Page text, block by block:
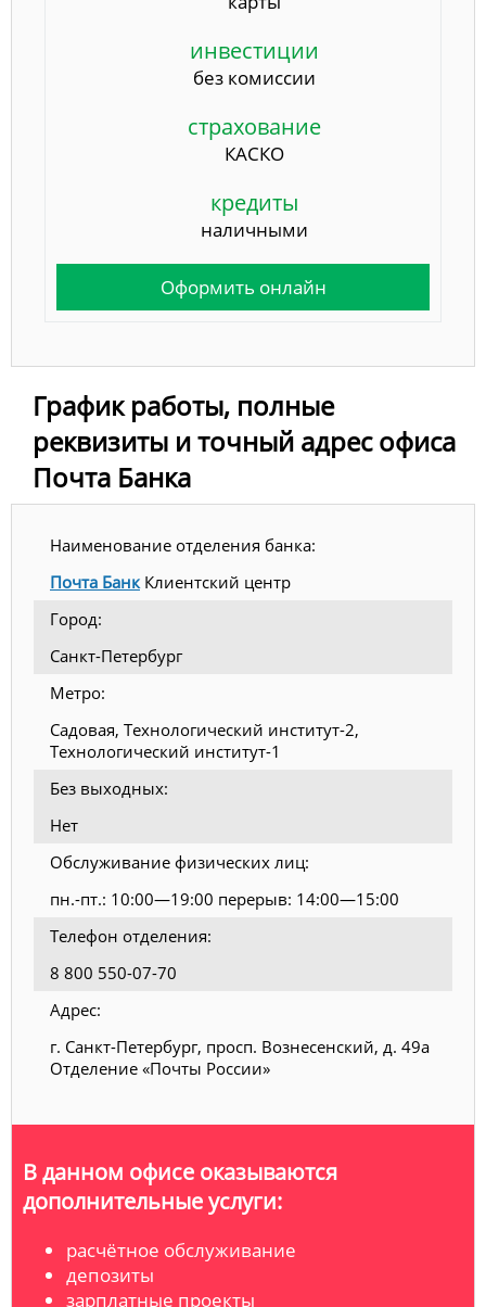
инвестиции
без комиссии
страхование
КАСКО
кредиты
наличными
Оформить онлайн
График работы, полные
реквизиты и точный адрес офиса
Почта Банка
Наименование отделения банка:
Почта БанкКлиентский центр
Город:
Санкт-Петербург
Метро:
Садовая, Технологический институт-2,
Технологический институт-1
Без выходных:
Нет
Обслуживание физических лиц:
пн.-пт.: 10:00—19:00 перерыв: 14:00—15:00
Телефон отделения:
8 800 550-07-70
Адрес:
г. Санкт-Петербург, просп. Вознесенский, д. 49а
Отделение «Почты России»
В данном офисе оказываются
дополнительные услуги:
расчётное обслуживание
депозиты
зарплатные проекты